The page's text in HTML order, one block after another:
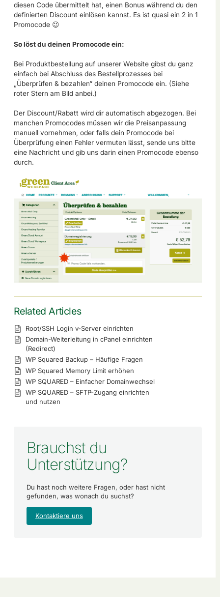
diesen Code übermittelt hat, einen Bonus während du den
definierten Discount einlösen kannst. Es ist quasi ein 2 in 1
Promocode 😉
So löst du deinen Promocode ein:
Bei Produktbestellung auf unserer Website gibst du ganz
einfach bei Abschluss des Bestellprozesses bei
„Überprüfen & bezahlen“ deinen Promocode ein. (Siehe
roter Stern am Bild anbei.)
Der Discount/Rabatt wird dir automatisch abgezogen. Bei
manchen Promocodes müssen wir die Preisanpassung
manuell vornehmen, oder falls dein Promocode bei
Überprüfung einen Fehler vermuten lässt, sende uns bitte
eine Nachricht und gib uns darin einen Promocode ebenso
durch.
Related Articles
Root/SSH Login v-Server einrichten
Domain-Weiterleitung in cPanel einrichten
(Redirect)
WP Squared Backup – Häufige Fragen
WP Squared Memory Limit erhöhen
WP SQUARED – Einfacher Domainwechsel
WP SQUARED – SFTP-Zugang einrichten
und nutzen
Brauchst du
Unterstützung?
Du hast noch weitere Fragen, oder hast nicht
gefunden, was wonach du suchst?
Kontaktiere uns